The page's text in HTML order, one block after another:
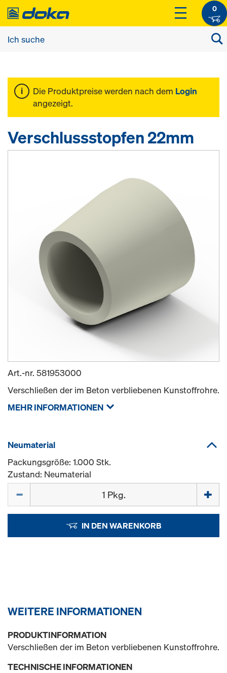
0
Die Produktpreise werden nach dem Login
angezeigt.
Verschlussstopfen 22mm
Art.-nr. 581953000
Verschließen der im Beton verbliebenen Kunstoffrohre.
MEHR INFORMATIONEN
Neumaterial
Packungsgröße: 1.000 Stk.
Zustand: Neumaterial
IN DEN WARENKORB
WEITERE INFORMATIONEN
PRODUKTINFORMATION
Verschließen der im Beton verbliebenen Kunstoffrohre.
TECHNISCHE INFORMATIONEN